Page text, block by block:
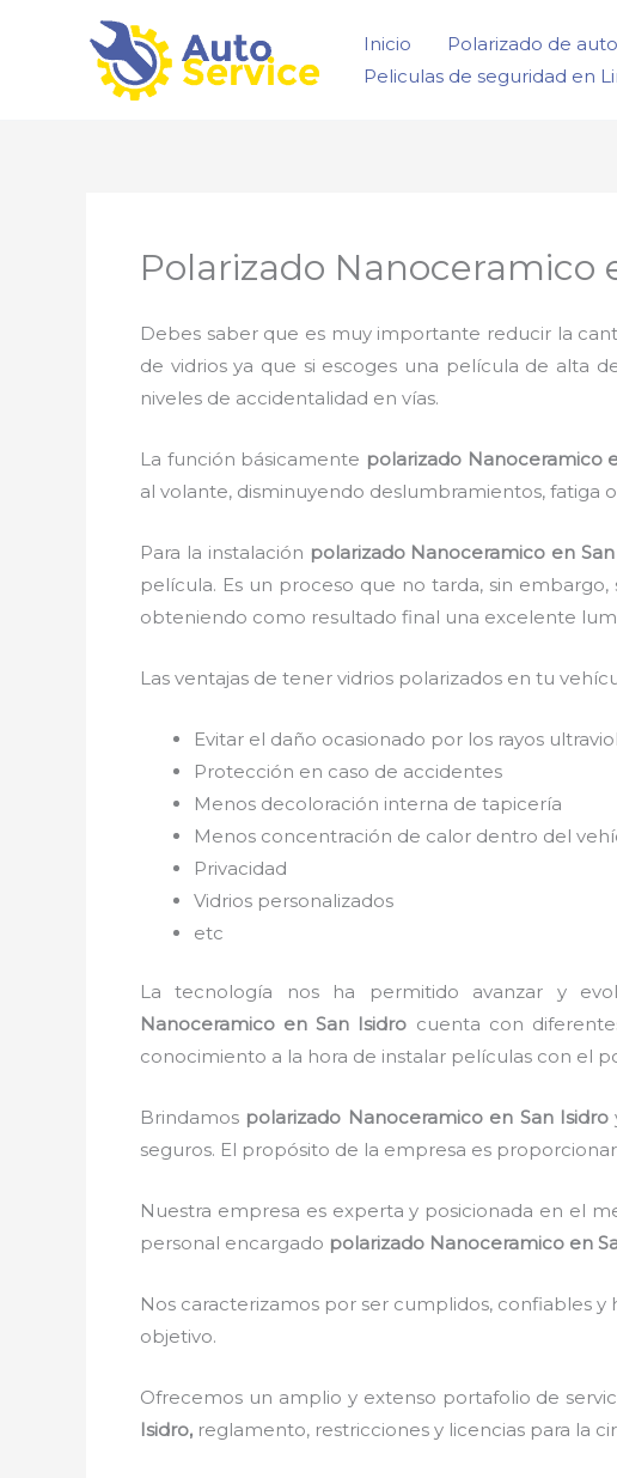
Inicio Polarizado de
Peliculas de seguridad en
Polarizado Nanoceramico
Debes saber que es muy importante reducir la
de vidrios ya que si escoges una película de alta
niveles de accidentalidad en vías.
La función básicamente polarizado Nanoceramico
al volante, disminuyendo deslumbramientos,
Para la instalación polarizado Nanoceramico en
película. Es un proceso que no tarda, sin
obteniendo como resultado final una excelente
Las ventajas de tener vidrios polarizados en tu
Evitar el daño ocasionado por los rayos
Protección en caso de accidentes
Menos decoloración interna de tapicería
Menos concentración de calor dentro del
Privacidad
Vidrios personalizados
etc
La tecnología nos ha permitido avanzar y
Nanoceramico en San Isidro cuenta con
conocimiento a la hora de instalar películas con el
Brindamos polarizado Nanoceramico en San Isidro
seguros. El propósito de la empresa es
Nuestra empresa es experta y posicionada en el
personal encargado polarizado Nanoceramico en
Nos caracterizamos por ser cumplidos, confiables
objetivo.
Ofrecemos un amplio y extenso portafolio de
Isidro, reglamento, restricciones y licencias para la